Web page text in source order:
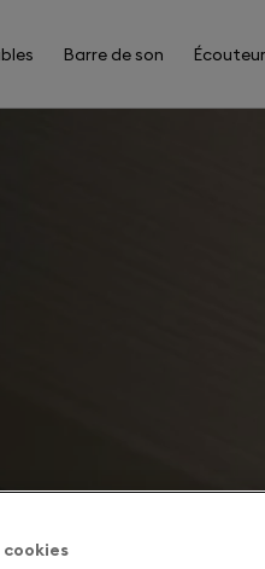
Barre de son